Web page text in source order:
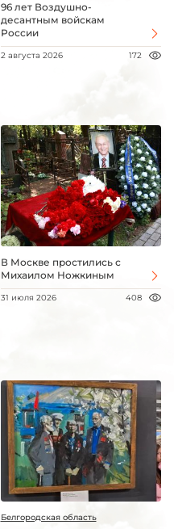
96 лет Воздушно-
десантным войскам
России
2 августа 2026 172
В Москве простились с
Михаилом Ножкиным
31 июля 2026 408
Белгородская область